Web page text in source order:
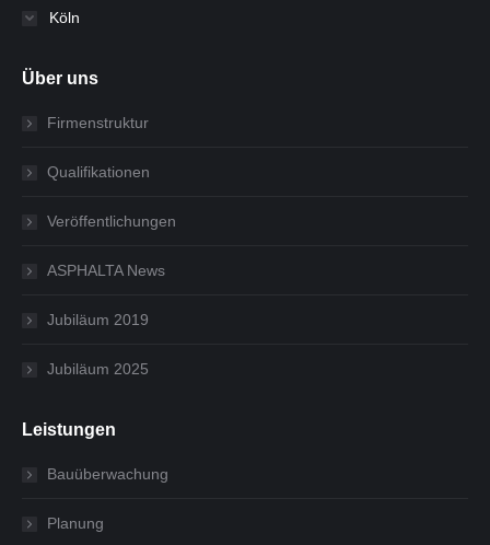
Köln
Über uns
Firmenstruktur
Qualifikationen
Veröffentlichungen
ASPHALTA News
Jubiläum 2019
Jubiläum 2025
Leistungen
Bauüberwachung
Planung